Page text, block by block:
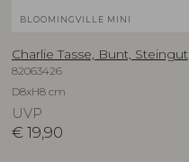
BLOOMINGVILLE MINI
Charlie Tasse, Bunt, Steingut
82063426
D8xH8 cm
UVP
€ 19,90